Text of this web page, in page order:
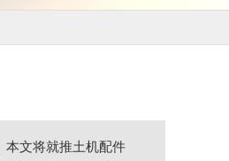
本文将就推土机配件